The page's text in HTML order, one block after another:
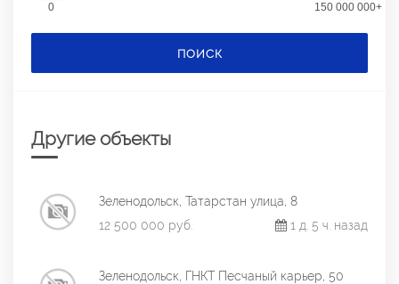
0 150 000 000+
ПОИСК
Другие объекты
Зеленодольск, Татарстан улица, 8
12 500 000 руб.
1 д. 5 ч. назад
Зеленодольск, ГНКТ Песчаный карьер, 50